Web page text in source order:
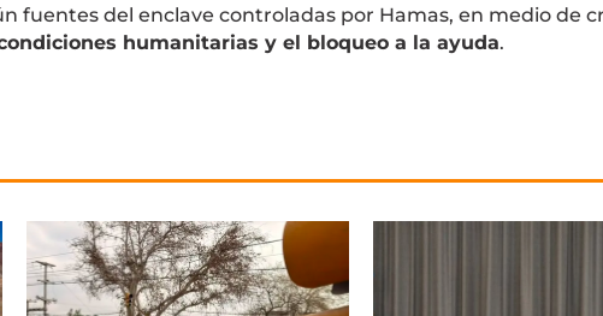
fuentes del enclave controladas por Hamas, en medio de
humanitarias y el bloqueo a la ayuda.